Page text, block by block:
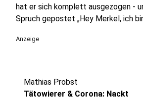
hat er sich komplett ausgezogen -
Spruch gepostet „Hey Merkel, ich
Anzeige
Mathias Probst
Tätowierer & Corona: Nackt